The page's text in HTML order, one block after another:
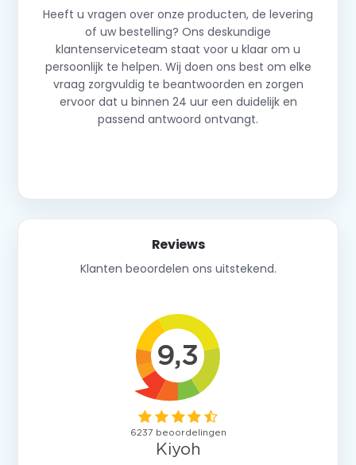
Heeft u vragen over onze producten, de levering
of uw bestelling? Ons deskundige
klantenserviceteam staat voor u klaar om u
persoonlijk te helpen. Wij doen ons best om elke
vraag zorgvuldig te beantwoorden en zorgen
ervoor dat u binnen 24 uur een duidelijk en
passend antwoord ontvangt.
Reviews
Klanten beoordelen ons uitstekend.